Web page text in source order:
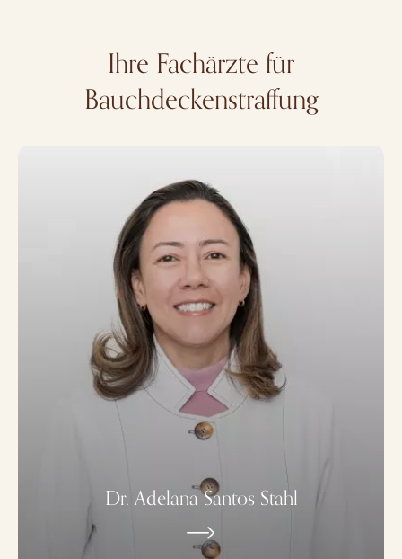
Ihre Fachärzte für
Bauchdeckenstraffung
Dr. Adelana Santos Stahl